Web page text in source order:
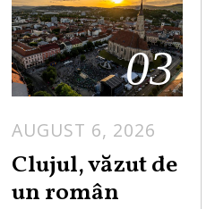
03
AUGUST 6, 2026
Clujul, văzut de
un român